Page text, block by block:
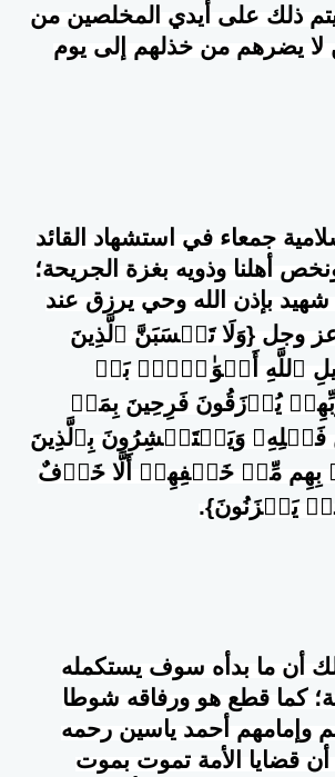
ذلك على أيدي المخلصين من
لا يضرهم من خذلهم إلى يوم
جمعاء في استشهاد القائد
أهلنا وذويه بغزة الجريحة؛
شهيد بإذن الله وحي يرزق عند
عز وجل {وَلَا تَحۡسَبَنَّ ٱلَّذِینَ
ٱللَّهِ أَمۡوَ تَۢاۚ بَلۡ
یُرۡزَقُونَ فَرِحِینَ بِمَاۤ
فَضۡلِهِۦ وَیَسۡتَبۡشِرُونَ بِٱلَّذِینَ
مِّنۡ خَلۡفِهِمۡ أَلَّا خَوۡفٌ
یَحۡزَنُونَ}.
أن ما بدأه سوف يستكمله
كما قطع هو ورفاقه شوطا
وإمامهم أحمد ياسين رحمه
أن قضايا الأمة تموت بموت